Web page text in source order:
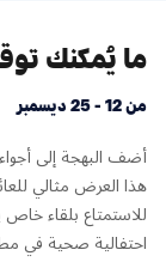
ما يُمكنك
من 12 - 25 ديسمبر
أضف البهجة إلى
هذا العرض مثالي
للاستمتاع بلقاء خاص
احتفالية صحية في